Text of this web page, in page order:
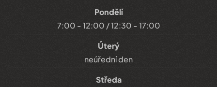
Pondělí
7:00 - 12:00 / 12:30 - 17:00
Úterý
neúřední den
Středa